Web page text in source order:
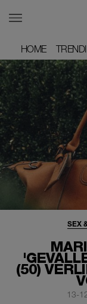
HOME
HOME
(50)
SEX
13-